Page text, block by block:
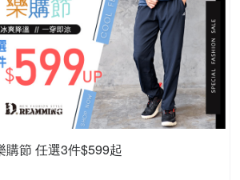
購節 任選3件$599起